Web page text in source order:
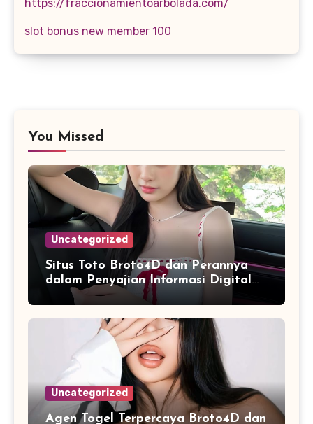
https://fraccionamientoarbolada.com/
slot bonus new member 100
You Missed
Uncategorized
Situs Toto Broto4D dan Perannya
dalam Penyajian Informasi Digital
yang Praktis
Uncategorized
Agen Togel Terpercaya Broto4D dan